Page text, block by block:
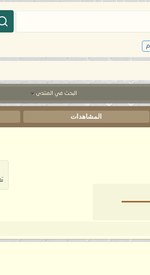
البحث في المنتدى
المشاهدات